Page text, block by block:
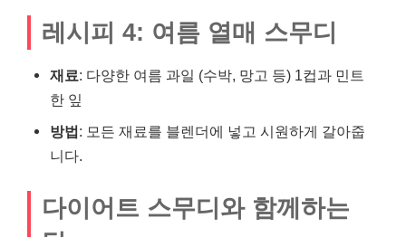
레시피 4: 여름 열매 스무디
재료: 다양한 여름 과일 (수박, 망고 등) 1컵과 민트
한 잎
방법: 모든 재료를 블렌더에 넣고 시원하게 갈아줍
니다.
다이어트 스무디와 함께하는